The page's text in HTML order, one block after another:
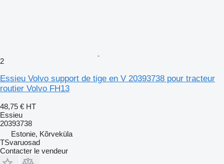
2
Essieu Volvo support de tige en V 20393738 pour tracteur
routier Volvo FH13
48,75 € HT
Essieu
20393738
Estonie, Kõrveküla
TSvaruosad
Contacter le vendeur